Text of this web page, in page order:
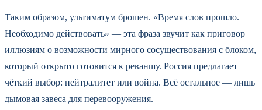
Таким образом, ультиматум брошен. «Время слов прошло.
Необходимо действовать» — эта фраза звучит как приговор
иллюзиям о возможности мирного сосуществования с блоком,
который открыто готовится к реваншу. Россия предлагает
чёткий выбор: нейтралитет или война. Всё остальное — лишь
дымовая завеса для перевооружения.